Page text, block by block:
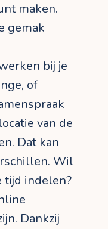
maken.
gemak
bij je
of
van de
Dat kan
Wil
tijd indelen?
Dankzij